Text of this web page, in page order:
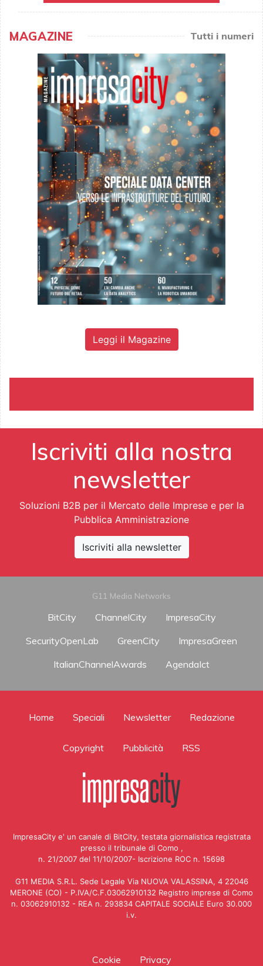
MAGAZINE Tutti i numeri
Leggi il Magazine
Iscriviti alla nostra
newsletter
Soluzioni B2B per il Mercato delle Imprese e per la
Pubblica Amministrazione
Iscriviti alla newsletter
G11 Media Networks
BitCity ChannelCity
ImpresaCity
SecurityOpenLab
GreenCity
ImpresaGreen
ItalianChannelAwards
AgendaIct
Home Speciali Newsletter Redazione
Copyright Pubblicità RSS
ImpresaCity e' un canale di BitCity, testata giornalistica registrata
presso il tribunale di Como ,
n. 21/2007 del 11/10/2007- Iscrizione ROC n. 15698
G11 MEDIA S.R.L. Sede Legale Via NUOVA VALASSINA, 4 22046
MERONE (CO) - P.IVA/C.F.03062910132 Registro imprese di Como
n. 03062910132 - REA n. 293834 CAPITALE SOCIALE Euro 30.000
i.v.
Cookie Privacy